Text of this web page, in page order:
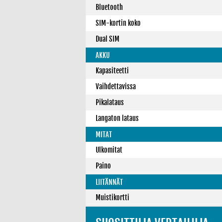
Bluetooth
SIM-kortin koko
Dual SIM
AKKU
Kapasiteetti
Vaihdettavissa
Pikalataus
Langaton lataus
MITAT
Ulkomitat
Paino
LIITÄNNÄT
Muistikortti